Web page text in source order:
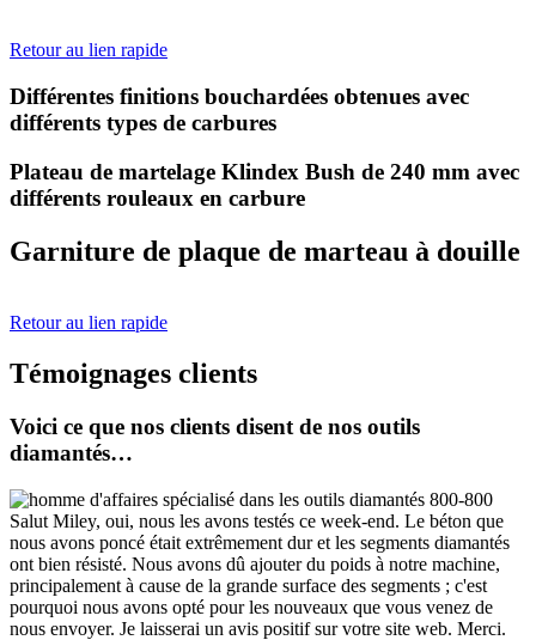
Retour au lien rapide
Différentes finitions bouchardées obtenues avec
différents types de carbures
Plateau de martelage Klindex Bush de 240 mm avec
différents rouleaux en carbure
Garniture de plaque de marteau à douille
Retour au lien rapide
Témoignages clients
Voici ce que nos clients disent de nos outils
diamantés…
Salut Miley, oui, nous les avons testés ce week-end. Le béton que
nous avons poncé était extrêmement dur et les segments diamantés
ont bien résisté. Nous avons dû ajouter du poids à notre machine,
principalement à cause de la grande surface des segments ; c'est
pourquoi nous avons opté pour les nouveaux que vous venez de
nous envoyer. Je laisserai un avis positif sur votre site web. Merci.